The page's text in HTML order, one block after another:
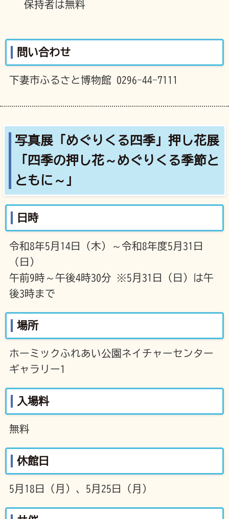
保持者は無料
問い合わせ
下妻市ふるさと博物館 0296-44-7111
写真展「めぐりくる四季」押し花展
「四季の押し花～めぐりくる季節と
ともに～」
日時
令和8年5月14日（木）～令和8年度5月31日
（日）
午前9時～午後4時30分 ※5月31日（日）は午
後3時まで
場所
ホーミックふれあい公園ネイチャーセンター
ギャラリー1
入場料
無料
休館日
5月18日（月）、5月25日（月）